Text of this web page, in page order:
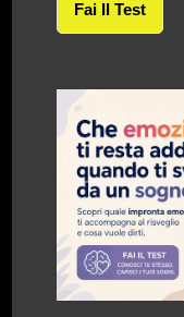
Fai Il Test